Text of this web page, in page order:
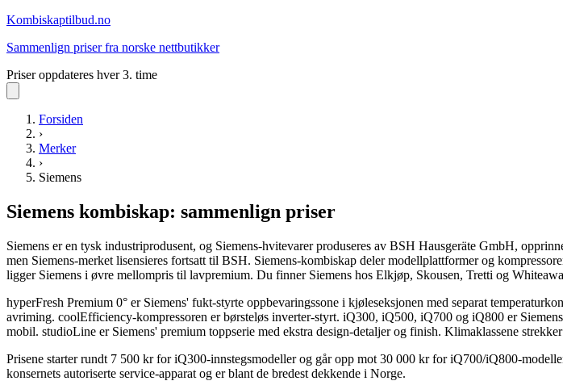
Kombiskaptilbud.no
Sammenlign priser fra norske nettbutikker
Priser oppdateres hver 3. time
Forsiden
›
Merker
›
Siemens
Siemens kombiskap: sammenlign priser
Siemens er en tysk industriprodusent, og Siemens-hvitevarer produseres av BSH Hausgeräte GmbH,
men Siemens-merket lisensieres fortsatt til BSH. Siemens-kombiskap deler modellplattformer og
ligger Siemens i øvre mellompris til lavpremium. Du finner Siemens hos Elkjøp, Skousen, Tretti og
hyperFresh Premium 0° er Siemens' fukt-styrte oppbevaringssone i kjøleseksjonen med separat
avriming. coolEfficiency-kompressoren er børsteløs inverter-styrt. iQ300, iQ500, iQ700 og iQ800 er
mobil. studioLine er Siemens' premium toppserie med ekstra design-detaljer og finish. Klimaklassene
Prisene starter rundt 7 500 kr for iQ300-innstegsmodeller og går opp mot 30 000 kr for iQ700/iQ800-
konsernets autoriserte service-apparat og er blant de bredest dekkende i Norge.